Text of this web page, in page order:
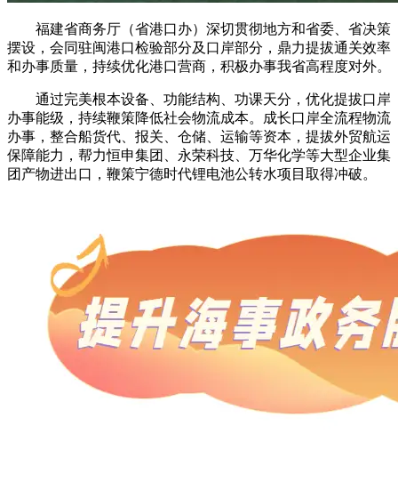
福建省商务厅（省港口办）深切贯彻地方和省委、省决策
摆设，会同驻闽港口检验部分及口岸部分，鼎力提拔通关效率
和办事质量，持续优化港口营商，积极办事我省高程度对外。
通过完美根本设备、功能结构、功课天分，优化提拔口岸
办事能级，持续鞭策降低社会物流成本。成长口岸全流程物流
办事，整合船货代、报关、仓储、运输等资本，提拔外贸航运
保障能力，帮力恒申集团、永荣科技、万华化学等大型企业集
团产物进出口，鞭策宁德时代锂电池公转水项目取得冲破。